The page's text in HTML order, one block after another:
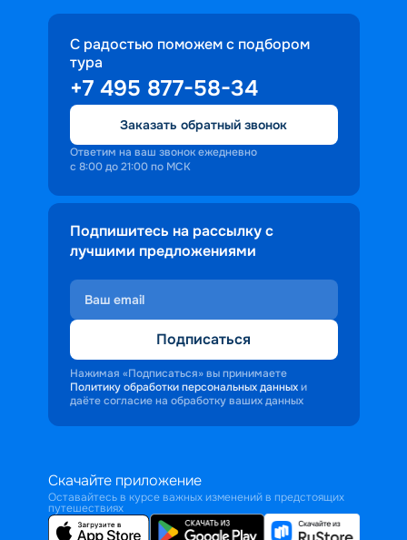
С радостью поможем с подбором
тура
+7 495 877-58-34
Заказать обратный звонок
Ответим на ваш звонок ежедневно
с 8:00 до 21:00 по МСК
Подпишитесь на рассылку с
лучшими предложениями
Подписаться
Нажимая «Подписаться» вы принимаете
Политику обработки персональных данных и
даёте согласие на обработку ваших данных
Скачайте приложение
Оставайтесь в курсе важных изменений в предстоящих
путешествиях